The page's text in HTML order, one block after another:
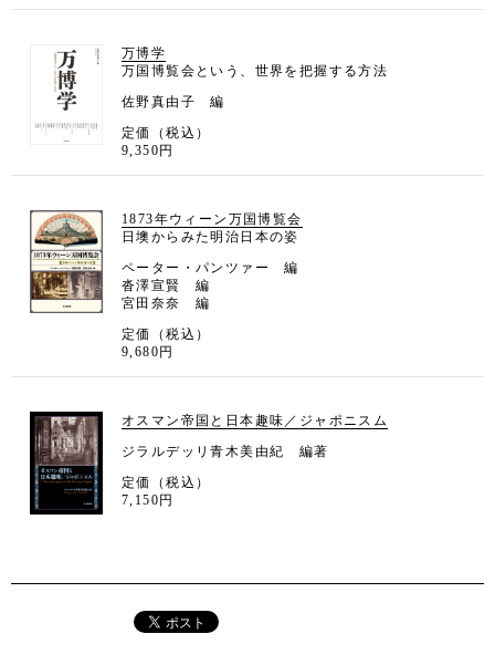
万博学
万国博覧会という、世界を把握する方法
佐野真由子 編
定価（税込）
9,350円
1873年ウィーン万国博覧会
日墺からみた明治日本の姿
ペーター・パンツァー 編
沓澤宣賢 編
宮田奈奈 編
定価（税込）
9,680円
オスマン帝国と日本趣味／ジャポニスム
ジラルデッリ青木美由紀 編著
定価（税込）
7,150円